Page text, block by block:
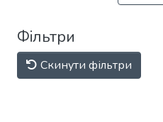
Фільтри
Скинути фільтри